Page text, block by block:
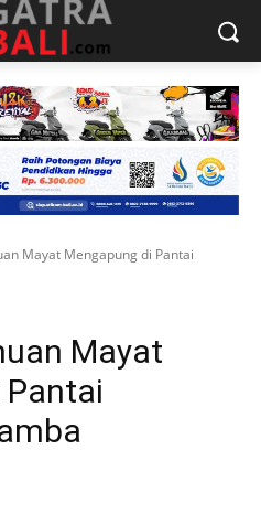
Mayat Mengapung di Pantai
Mayat